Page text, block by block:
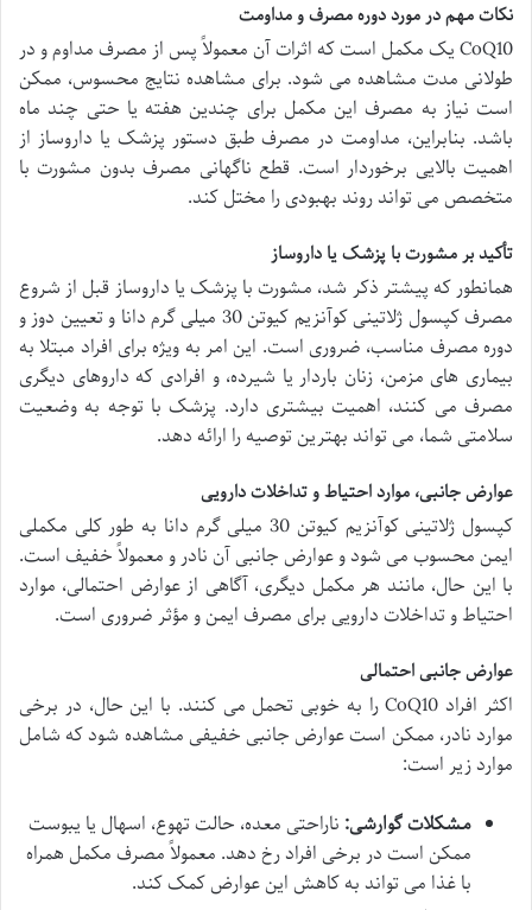
نکات مهم در مورد دوره مصرف و مداومت
CoQ10 یک مکمل است که اثرات آن معمولاً پس از مصرف مداوم و در
طولانی مدت مشاهده می شود. برای مشاهده نتایج محسوس، ممکن
است نیاز به مصرف این مکمل برای چندین هفته یا حتی چند ماه
باشد. بنابراین، مداومت در مصرف طبق دستور پزشک یا داروساز از
اهمیت بالایی برخوردار است. قطع ناگهانی مصرف بدون مشورت با
متخصص می تواند روند بهبودی را مختل کند.
تأکید بر مشورت با پزشک یا داروساز
همانطور که پیشتر ذکر شد، مشورت با پزشک یا داروساز قبل از شروع
مصرف کپسول ژلاتینی کوآنزیم کیوتن 30 میلی گرم دانا و تعیین دوز و
دوره مصرف مناسب، ضروری است. این امر به ویژه برای افراد مبتلا به
بیماری های مزمن، زنان باردار یا شیرده، و افرادی که داروهای دیگری
مصرف می کنند، اهمیت بیشتری دارد. پزشک با توجه به وضعیت
سلامتی شما، می تواند بهترین توصیه را ارائه دهد.
عوارض جانبی، موارد احتیاط و تداخلات دارویی
کپسول ژلاتینی کوآنزیم کیوتن 30 میلی گرم دانا به طور کلی مکملی
ایمن محسوب می شود و عوارض جانبی آن نادر و معمولاً خفیف است.
با این حال، مانند هر مکمل دیگری، آگاهی از عوارض احتمالی، موارد
احتیاط و تداخلات دارویی برای مصرف ایمن و مؤثر ضروری است.
عوارض جانبی احتمالی
اکثر افراد CoQ10 را به خوبی تحمل می کنند. با این حال، در برخی
موارد نادر، ممکن است عوارض جانبی خفیفی مشاهده شود که شامل
موارد زیر است:
مشکلات گوارشی: ناراحتی معده، حالت تهوع، اسهال یا یبوست
ممکن است در برخی افراد رخ دهد. معمولاً مصرف مکمل همراه
با غذا می تواند به کاهش این عوارض کمک کند.